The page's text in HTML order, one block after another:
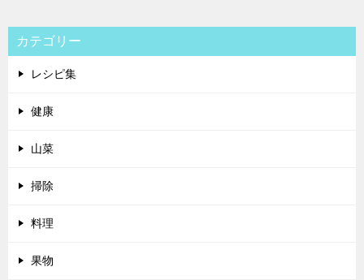
カテゴリー
レシピ集
健康
山菜
掃除
料理
果物